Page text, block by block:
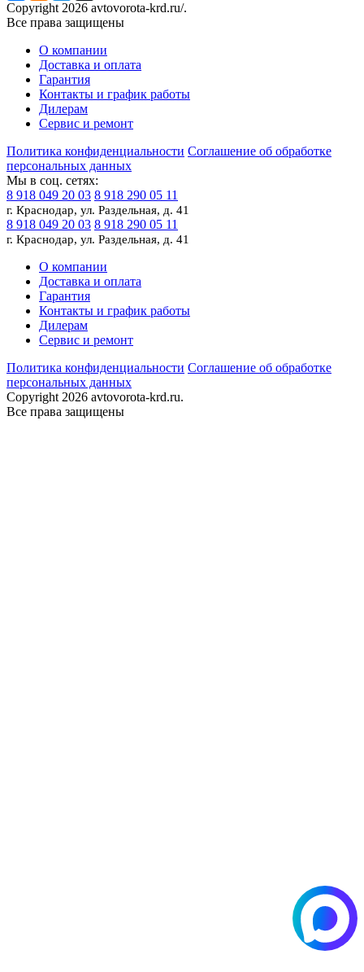
Copyright 2026 avtovorota-krd.ru/.
Все права защищены
О компании
Доставка и оплата
Гарантия
Контакты и график работы
Дилерам
Сервис и ремонт
Политика конфиденциальности Соглашение об обработке
персональных данных
Мы в соц. сетях:
8 918 049 20 03 8 918 290 05 11
г. Краснодар, ул. Раздельная, д. 41
8 918 049 20 03 8 918 290 05 11
г. Краснодар, ул. Раздельная, д. 41
О компании
Доставка и оплата
Гарантия
Контакты и график работы
Дилерам
Сервис и ремонт
Политика конфиденциальности Соглашение об обработке
персональных данных
Copyright 2026 avtovorota-krd.ru.
Все права защищены